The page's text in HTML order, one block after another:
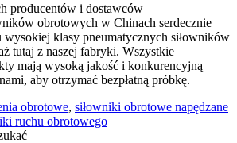
producentów i dostawców
obrotowych w Chinach serdecznie
wysokiej klasy pneumatycznych siłowników
tutaj z naszej fabryki. Wszystkie
mają wysoką jakość i konkurencyjną
aby otrzymać bezpłatną próbkę.
obrotowe, siłowniki obrotowe napędzane
ruchu obrotowego